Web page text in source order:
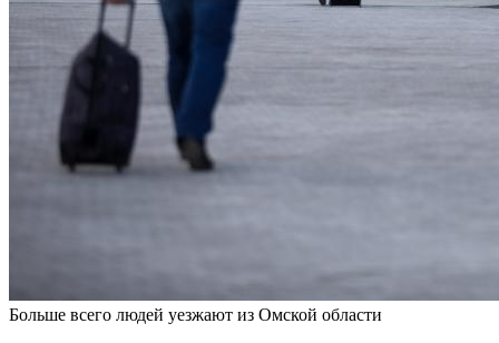
Больше всего людей уезжают из Омской области